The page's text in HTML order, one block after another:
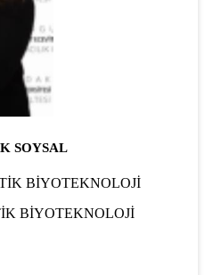
SOYSAL
BİYOTEKNOLOJİ
BİYOTEKNOLOJİ